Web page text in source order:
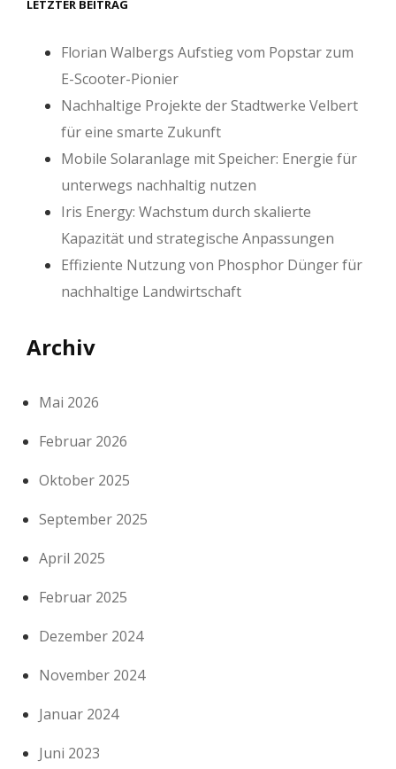
LETZTER BEITRAG
Florian Walbergs Aufstieg vom Popstar zum
E-Scooter-Pionier
Nachhaltige Projekte der Stadtwerke Velbert
für eine smarte Zukunft
Mobile Solaranlage mit Speicher: Energie für
unterwegs nachhaltig nutzen
Iris Energy: Wachstum durch skalierte
Kapazität und strategische Anpassungen
Effiziente Nutzung von Phosphor Dünger für
nachhaltige Landwirtschaft
Archiv
Mai 2026
Februar 2026
Oktober 2025
September 2025
April 2025
Februar 2025
Dezember 2024
November 2024
Januar 2024
Juni 2023